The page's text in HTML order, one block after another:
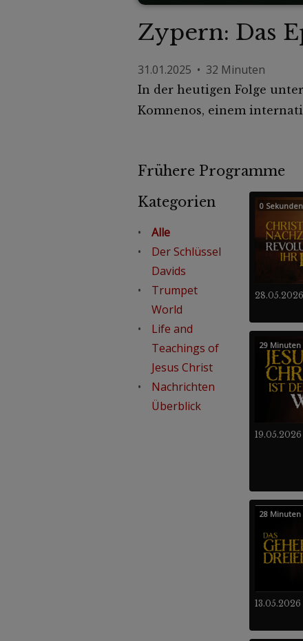
Zypern: Das
31.01.2025 • 32 Minuten
In der heutigen Folge
Komnenos, einem
Frühere Programme
Kategorien
Alle
Der Schlüssel
Davids
Trumpet
World
Life and
Teachings of
Jesus Christ
Nachrichten
Überblick
28.05.2026
0 Sekunden
19.05.2026
29 Minuten
13.05.2026
28 Minuten